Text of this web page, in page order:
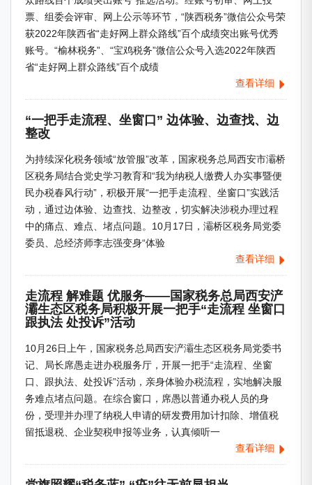
票、组委会评审、网上公示等环节，“陕西税务”微信公众号荣
获2022年陕西省“走好网上群众路线”百个成绩突出账号优秀
账号。“榆林税务”、“宝鸡税务”微信公众号入选2022年陕西
省“走好网上群众路线”百个成绩
查看详细
“一把手走流程、坐窗口” 边体验、边查找、边
整改
为持续深化税务领域“放管服”改革，国家税务总局西安市灞桥
区税务局结合党史学习教育和“我为纳税人缴费人办实事暨便
民办税春风行动”，积极开展“一把手走流程、坐窗口”实践活
动，通过边体验、边查找、边整改，切实解决涉税办理过程
中的痛点、难点、堵点问题。10月17日，灞桥区税务局党委
委员、总经济师李志强变身“体验
查看详细
走流程 解难题 优服务——国家税务总局西安浐
灞生态区税务局积极开展一把手“走流程 坐窗口
跟执法 处投诉”活动
10月26日上午，国家税务总局西安浐灞生态区税务局党委书
记、局长席愚走进办税服务厅，开展一把手“走流程、坐窗
口、跟执法、处投诉”活动，亲身体验办税流程，实地解决服
务难点堵点问题。在综合窗口，席愚以普通办税人员的身
份，受理并办理了纳税人申请的研发费用加计扣除、增值税
留抵退税、企业契税申报等业务，认真倾听一
查看详细